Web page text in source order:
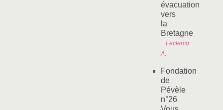
évacuation
vers
la
Bretagne
Leclercq
A.
Fondation
de
Pévèle
n°26